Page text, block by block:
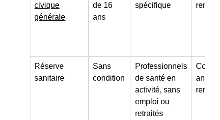
civique
générale
de 16
ans
spécifique
Réserve
sanitaire
Sans
condition
Professionnels
de santé en
activité, sans
emploi ou
retraités
ans,